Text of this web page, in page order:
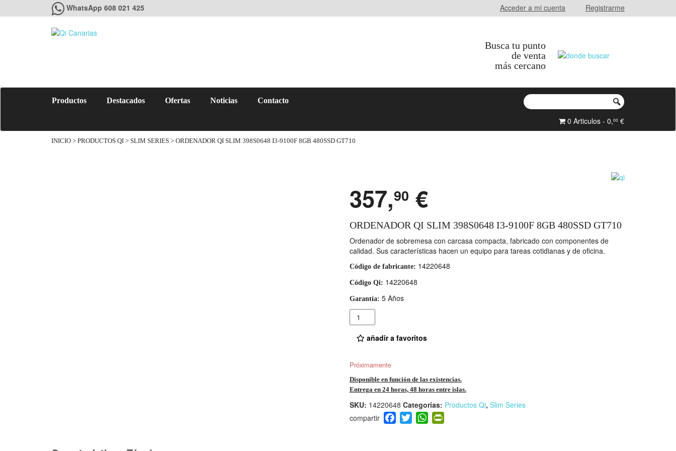
WhatsApp 608 021 425 Acceder a mi cuenta Registrarme
Busca tu punto
de venta
más cercano
Productos Destacados Ofertas Noticias Contacto
0 Articulos - 0,00 €
INICIO > PRODUCTOS QI > SLIM SERIES > ORDENADOR QI SLIM 398S0648 I3-9100F 8GB 480SSD GT710
357,90 €
ORDENADOR QI SLIM 398S0648 I3-9100F 8GB 480SSD GT710
Ordenador de sobremesa con carcasa compacta, fabricado con componentes de
calidad. Sus características hacen un equipo para tareas cotidianas y de oficina.
Código de fabricante: 14220648
Código Qi: 14220648
Garantía: 5 Años
Cantidad
añadir a favoritos
Próximamente
Disponible en función de las existencias.
Entrega en 24 horas, 48 horas entre islas.
SKU: 14220648 Categorías: Productos Qi, Slim Series
F
a
T
wi
W
h
Pr
in